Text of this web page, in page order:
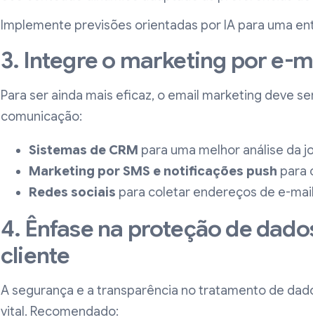
Implemente previsões orientadas por IA para uma
3. Integre o marketing por e-
Para ser ainda mais eficaz, o email marketing deve
comunicação:
Sistemas de CRM para uma melhor análise da
Marketing por SMS e notificações push para
Redes sociais para coletar endereços de e-
4. Ênfase na proteção de
cliente
A segurança e a transparência no tratamento de
vital. Recomendado: